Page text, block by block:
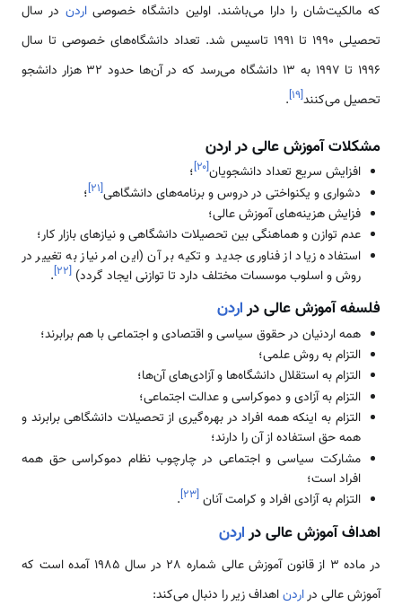
که مالکیت‌شان را دارا می‌باشند. اولین دانشگاه خصوصیاردن در سال
تحصیلی 1990 تا 1991 تاسیس شد. تعداد دانشگاه‌های خصوصی تا سال
1996 تا 1997 به 13 دانشگاه می‌رسد که در آن‌ها حدود 32 هزار دانشجو
تحصیل می‌کنند[۱۹]
.
مشکلات آموزش عالی در اردن
افزایش سریع تعداد دانشجویان[۲۰]؛
دشواری و یکنواختی در دروس و برنامه‌های دانشگاهی[۲۱]؛
فزایش هزینه‌های آموزش عالی؛
عدم توازن و هماهنگی بین تحصیلات دانشگاهی و نیازهای بازار کار؛
استفاده زیاد از فناوری جدید و تکیه بر آن (این امر نیاز به تغییر در
روش و اسلوب موسسات مختلف دارد تا توازنی ایجاد گردد)[۲۲]
.
فلسفه آموزش عالی دراردن
همه اردنیان در حقوق سیاسی و اقتصادی و اجتماعی با هم برابرند؛
التزام به روش علمی؛
التزام به استقلال دانشگاه‌ها و آزادی‌های آن‌ها؛
التزام به آزادی و دموکراسی و عدالت اجتماعی؛
التزام به‌ اینکه همه افراد در بهره‌گیری از تحصیلات دانشگاهی برابرند و
همه حق استفاده از آن را دارند؛
مشارکت سیاسی و اجتماعی در چارچوب نظام دموکراسی حق همه
افراد است؛
التزام به آزادی افراد و کرامت آنان[۲۳]
.
اهداف آموزش عالی دراردن
در ماده 3 از قانون آموزش عالی شماره 28 در سال 1985 آمده است که
آموزش عالی دراردناهداف زیر را دنبال می‌کند: